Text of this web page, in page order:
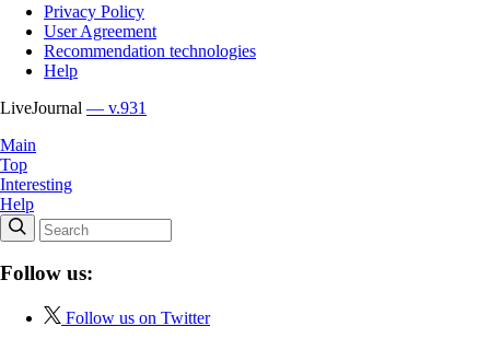
Privacy Policy
User Agreement
Recommendation technologies
Help
LiveJournal — v.931
Main
Top
Interesting
Help
Follow us:
Follow us on Twitter